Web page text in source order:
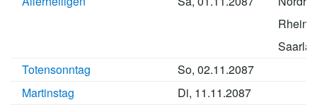
Totensonntag
So, 02.11.2087
Martinstag
Di, 11.11.2087